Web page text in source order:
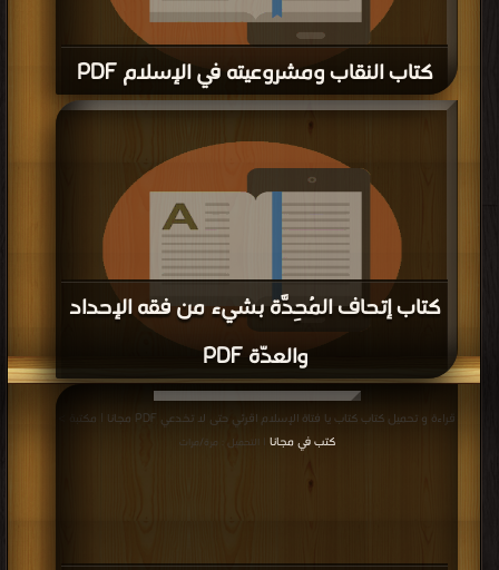
قراءة و تحميل كتاب كتاب الدرر اللامعة في نصح فتاة الجامعة PDF مجانا | مكتبة >
كتب في Download Free
| التحميل : مرة/مرات
كتاب أحوال الغارقات PDF
قراءة و تحميل كتاب كتاب أحوال الغارقات PDF مجانا | مكتبة > كتب في
مرة/مرات